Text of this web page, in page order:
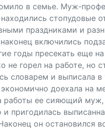
в семье. Муж-
стопудовые
праздниками и
включились
годы пресекать еще
горел на работе, но
словарем и выписала
доехала на
работы ее сияющий
пригодилась
он остановился